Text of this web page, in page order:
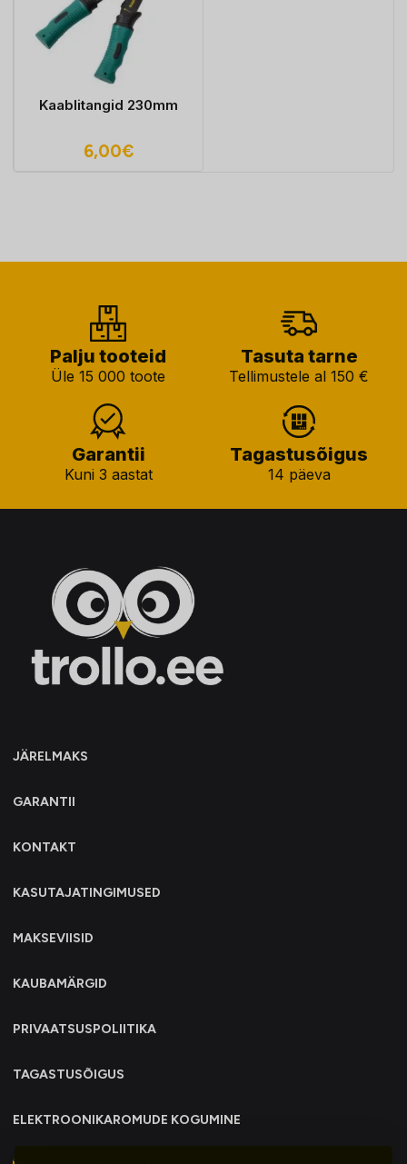
Kaablitangid 230mm
6,00€
Palju tooteid
Üle 15 000 toote
Tasuta tarne
Tellimustele al 150 €
Garantii
Kuni 3 aastat
Tagastusõigus
14 päeva
JÄRELMAKS
GARANTII
KONTAKT
KASUTAJATINGIMUSED
MAKSEVIISID
KAUBAMÄRGID
PRIVAATSUSPOLIITIKA
TAGASTUSÕIGUS
ELEKTROONIKAROMUDE KOGUMINE